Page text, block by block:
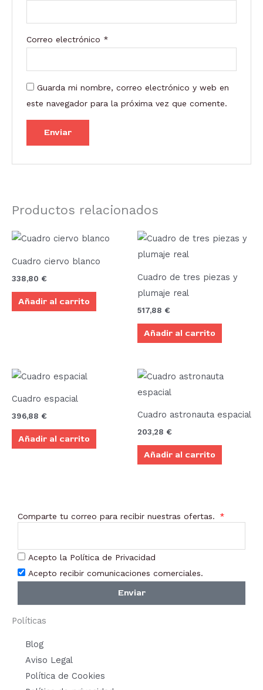
Correo electrónico *
Guarda mi nombre, correo electrónico y web en
este navegador para la próxima vez que comente.
Productos relacionados
Cuadro ciervo blanco
338,80 €
Añadir al carrito
Cuadro de tres piezas y
plumaje real
517,88 €
Añadir al carrito
Cuadro espacial
396,88 €
Añadir al carrito
Cuadro astronauta espacial
203,28 €
Añadir al carrito
Comparte tu correo para recibir nuestras ofertas.
Acepto la Política de Privacidad
Acepto recibir comunicaciones comerciales.
Enviar
Políticas
Blog
Aviso Legal
Política de Cookies